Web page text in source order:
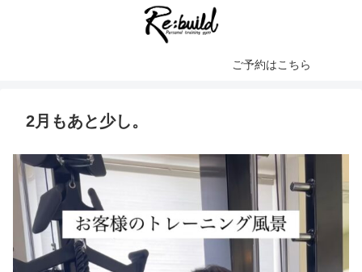
ご予約はこちら
2月もあと少し。